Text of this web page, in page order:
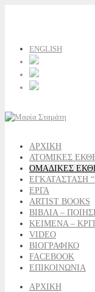
ENGLISH
ΑΡΧΙΚΗ
ΑΤΟΜΙΚΕΣ
ΟΜΑΔΙΚΕΣ
ΕΓΚΑΤΑΣΤΑΣΗ
ΕΡΓΑ
ARTIST BOOKS
ΒΙΒΛΙΑ –
ΚΕΙΜΕΝΑ –
VIDEO
ΒΙΟΓΡΑΦΙΚΟ
FACEBOOK
ΕΠΙΚΟΙΝΩΝΙΑ
ΑΡΧΙΚΗ